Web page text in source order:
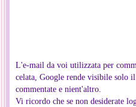
L'e-mail da voi utilizzata per
celata, Google rende visibile solo
commentate e nient'altro.
Vi ricordo che se non desiderate